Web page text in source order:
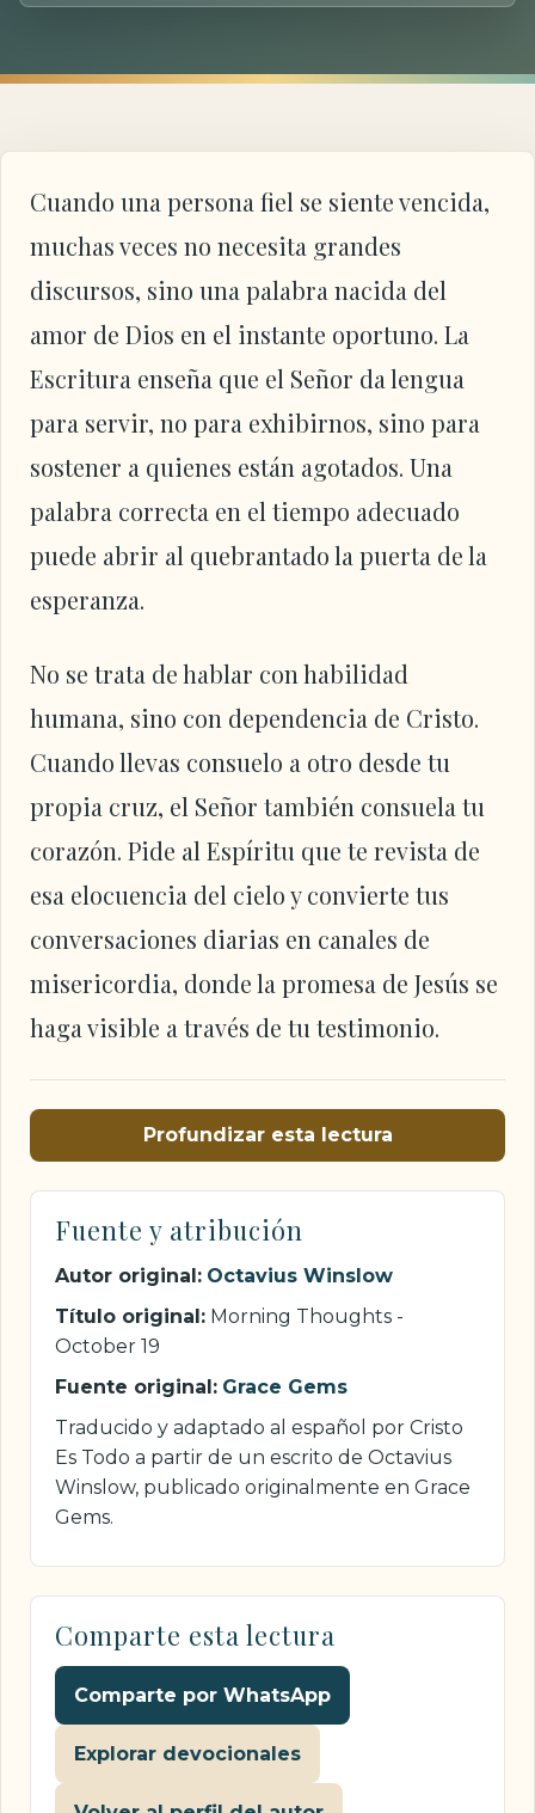
Cuando una persona fiel se siente vencida,
muchas veces no necesita grandes
discursos, sino una palabra nacida del
amor de Dios en el instante oportuno. La
Escritura enseña que el Señor da lengua
para servir, no para exhibirnos, sino para
sostener a quienes están agotados. Una
palabra correcta en el tiempo adecuado
puede abrir al quebrantado la puerta de la
esperanza.
No se trata de hablar con habilidad
humana, sino con dependencia de Cristo.
Cuando llevas consuelo a otro desde tu
propia cruz, el Señor también consuela tu
corazón. Pide al Espíritu que te revista de
esa elocuencia del cielo y convierte tus
conversaciones diarias en canales de
misericordia, donde la promesa de Jesús se
haga visible a través de tu testimonio.
Profundizar esta lectura
Fuente y atribución
Autor original: Octavius Winslow
Título original: Morning Thoughts -
October 19
Fuente original: Grace Gems
Traducido y adaptado al español por Cristo
Es Todo a partir de un escrito de Octavius
Winslow, publicado originalmente en Grace
Gems.
Comparte esta lectura
Comparte por WhatsApp
Explorar devocionales